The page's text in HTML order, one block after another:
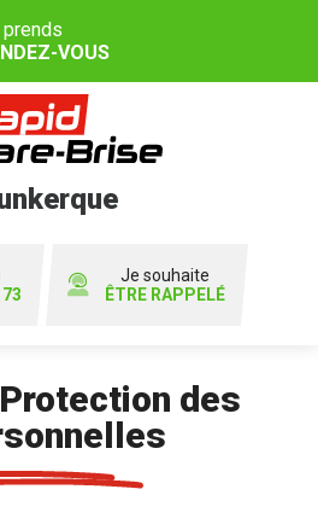
VOUS
Je souhaite
ÊTRE RAPPELÉ
des